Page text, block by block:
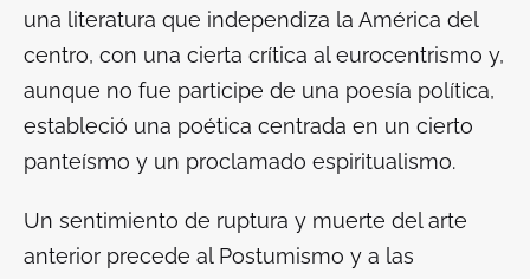
una literatura que independiza la América del
centro, con una cierta crítica al eurocentrismo y,
aunque no fue participe de una poesía política,
estableció una poética centrada en un cierto
panteísmo y un proclamado espiritualismo.
Un sentimiento de ruptura y muerte del arte
anterior precede al Postumismo y a las